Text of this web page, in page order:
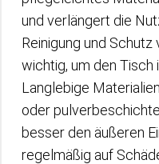
und verlängert die
Reinigung und
wichtig, um den Tisch
Langlebige
oder
besser den äußeren
regelmäßig auf